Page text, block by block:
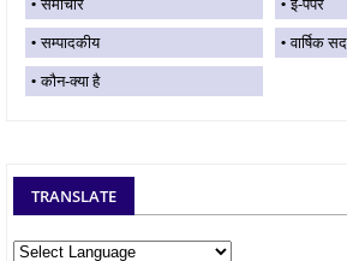
सम्पादकीय
वार्षिक
कौन-क्या है
TRANSLATE